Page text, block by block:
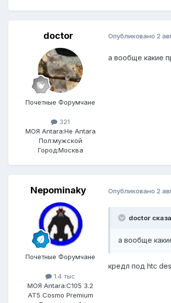
doctor
Почетные Форумчане
321
МОЯ Antara:Не Antara
Пол:мужской
Город:Москва
Опубликовано 2
а вообще какие
Nepominaky
Почетные Форумчане
1.4 тыс
МОЯ Antara:C105 3.2
AT5 Cosmo Premium
Опубликовано 2
doctor
а вообще
кредл под htc